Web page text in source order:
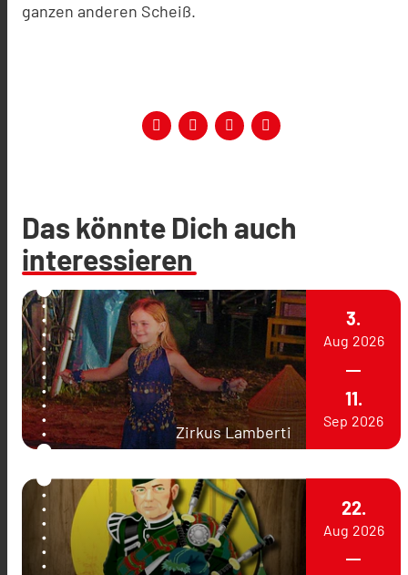
ganzen anderen Scheiß.
Das könnte Dich auch
interessieren
Zirkus Lamberti
3.
Aug 2026
11.
Sep 2026
22.
Aug 2026